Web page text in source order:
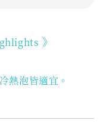
》
熱泡皆適宜。